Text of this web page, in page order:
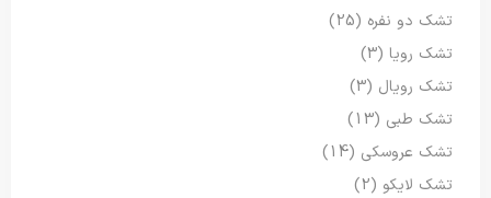
تشک دو نفره (25)
تشک رویا (3)
تشک رویال (3)
تشک طبی (13)
تشک عروسکی (14)
تشک لایکو (2)